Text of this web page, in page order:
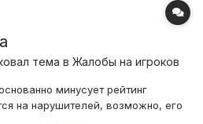
тема в Жалобы на игроков
минусует рейтинг
на нарушителей, возможно, его